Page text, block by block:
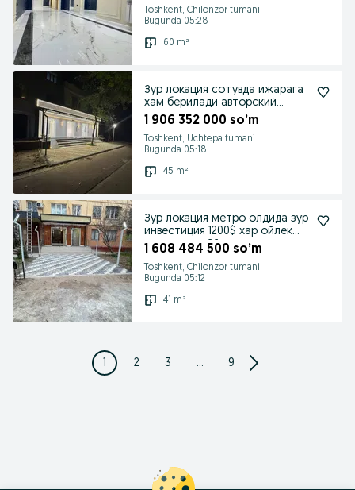
Toshkent, Chilonzor tumani
Bugunda 05:28
60 m²
Зур локация сотувда ижарага
хам берилади авторский
ремонт срочна
1 906 352 000 so’m
Toshkent, Uchtepa tumani
Bugunda 05:18
45 m²
Зур локация метро олдида зур
инвестиция 1200$ хар ойлек
даромад таййор
1 608 484 500 so’m
Toshkent, Chilonzor tumani
Bugunda 05:12
41 m²
2 3 ... 9